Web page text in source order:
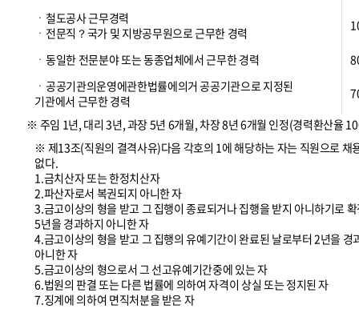
ㆍ철도공사 근무경력
ㆍ전문직？국가 및 지방공무원으로 근무한 경력
ㆍ동일한 전문분야 또는 동종업체에서 근무한 경력
ㆍ공공기관의운영에관한법률에의거 공공기관으로 지정된
기관에서 근무한 경력
※ 주임 1년, 대리 3년, 과장 5년 6개월, 차장 8년 6개월 인정(경력환산율
※ 제13조(직원의 결격사유)다음 각호의 1에 해당하는 자는 직원으로 채
없다.
1.금치산자 또는 한정치산자
2.파산자로서 복권되지 아니한 자
3.금고이상의 형을 받고 그 집행이 종료되거나 집행을 받지 아니하기로
5년을 경과하지 아니한 자
4.금고이상의 형을 받고 그 집행의 유예기간이 완료된 날로부터 2년을 경
아니한 자
5.금고이상의 형으로서 그 선고유예기간중에 있는 자
6.법원의 판결 또는 다른 법률에 의하여 자격이 상실 또는 정지된 자
7.징계에 의하여 면직처분을 받은 자